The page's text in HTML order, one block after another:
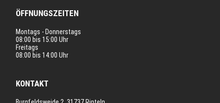
ÖFFNUNGSZEITEN
Montags - Donnerstags
08:00 bis 15:00 Uhr
Freitags
08:00 bis 14:00 Uhr
KONTAKT